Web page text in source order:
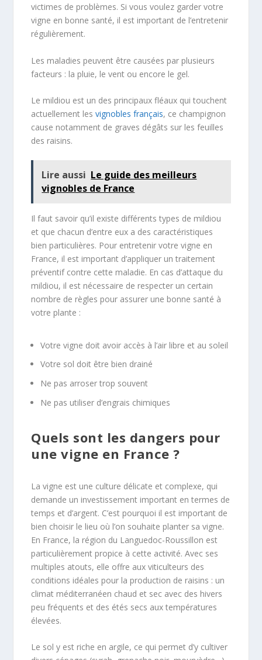
victimes de problèmes. Si vous voulez garder votre
vigne en bonne santé, il est important de l’entretenir
régulièrement.
Les maladies peuvent être causées par plusieurs
facteurs : la pluie, le vent ou encore le gel.
Le mildiou est un des principaux fléaux qui touchent
actuellement lesvignobles français, ce champignon
cause notamment de graves dégâts sur les feuilles
des raisins.
Lire aussi Le guide des meilleurs
vignobles de France
Il faut savoir qu’il existe différents types de mildiou
et que chacun d’entre eux a des caractéristiques
bien particulières. Pour entretenir votre vigne en
France, il est important d’appliquer un traitement
préventif contre cette maladie. En cas d’attaque du
mildiou, il est nécessaire de respecter un certain
nombre de règles pour assurer une bonne santé à
votre plante :
Votre vigne doit avoir accès à l’air libre et au soleil
Votre sol doit être bien drainé
Ne pas arroser trop souvent
Ne pas utiliser d’engrais chimiques
Quels sont les dangers pour
une vigne en France ?
La vigne est une culture délicate et complexe, qui
demande un investissement important en termes de
temps et d’argent. C’est pourquoi il est important de
bien choisir le lieu où l’on souhaite planter sa vigne.
En France, la région du Languedoc-Roussillon est
particulièrement propice à cette activité. Avec ses
multiples atouts, elle offre aux viticulteurs des
conditions idéales pour la production de raisins : un
climat méditerranéen chaud et sec avec des hivers
peu fréquents et des étés secs aux températures
élevées.
Le sol y est riche en argile, ce qui permet d’y cultiver